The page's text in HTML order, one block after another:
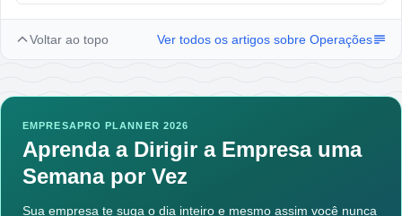
Voltar ao topo Ver todos os artigos sobre Operações
EMPRESAPRO PLANNER 2026
Aprenda a Dirigir a Empresa uma
Semana por Vez
Sua empresa te suga o dia inteiro e mesmo assim você nunca